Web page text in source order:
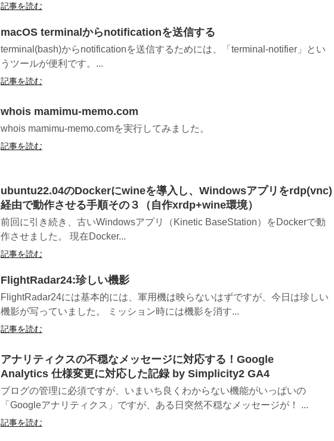
記事を読む
macOS terminalからnotificationを送信する
terminal(bash)からnotificationを送信するためには、「terminal-notifier」とい
うツールが便利です。...
記事を読む
whois mamimu-memo.com
whois mamimu-memo.comを実行してみました。
記事を読む
ubuntu22.04のDockerにwineを導入し、Windowsアプリをrdp(vnc)
経由で動作させる手順その３（自作xrdp+wine環境）
前回に引き続き、古いWindowsアプリ（Kinetic BaseStation）をDockerで動
作させました。 現在Docker...
記事を読む
FlightRadar24:珍しい機影
FlightRadar24には基本的には、軍用機は映らないはずですが、今日は珍しい
機影が写っていました。 ミッション時には機影を消す...
記事を読む
アナリティクスの不穏なメッセージに対応する！Google
Analytics 仕様変更に対応した記録 by Simplicity2 GA4
ブログの管理に必須ですが、いまいち良くわからない機能がいっぱいの
「Googleアナリティクス」ですが、ある日突然不穏なメッセージが！ ...
記事を読む